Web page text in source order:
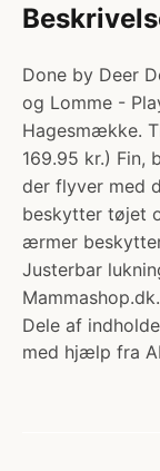
Done by Deer
og Lomme -
Hagesmække.
169.95 kr.) Fin,
der flyver med
beskytter tøjet
ærmer
Justerbar
Mammashop.dk.
Dele af
med hjælp fra